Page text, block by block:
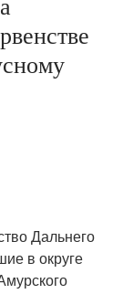
Дальнего
в округе